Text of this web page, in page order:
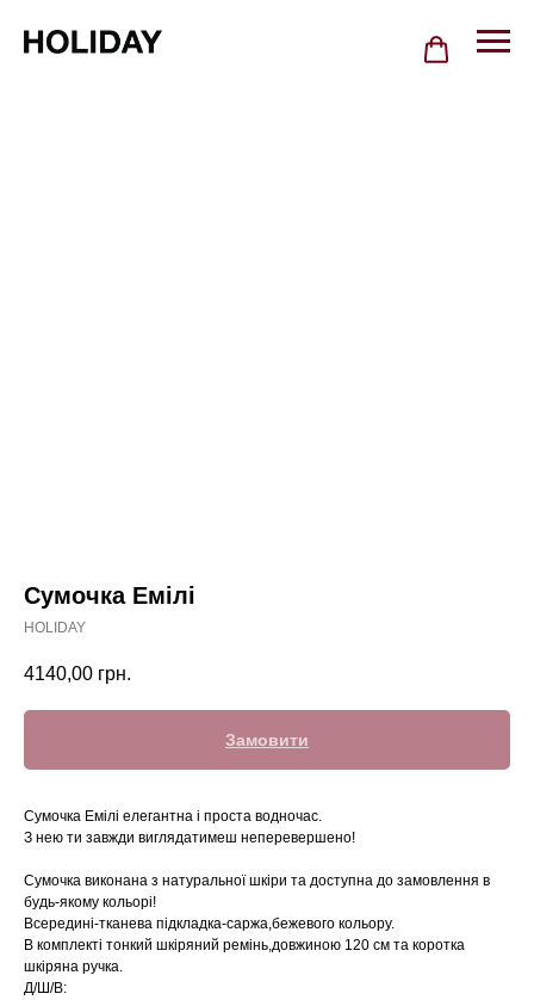
Сумочка Емілі
HOLIDAY
4140,00 грн.
Замовити
Сумочка Емілі елегантна і проста водночас.
З нею ти завжди виглядатимеш неперевершено!
Сумочка виконана з натуральної шкіри та доступна до замовлення в
будь-якому кольорі!
Всередині-тканева підкладка-саржа,бежевого кольору.
В комплекті тонкий шкіряний ремінь,довжиною 120 см та коротка
шкіряна ручка.
Д/Ш/В: